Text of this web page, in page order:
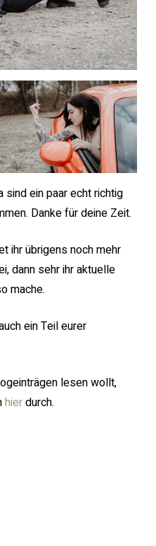
sind ein paar echt richtig
Danke für deine Zeit.
ihr übrigens noch mehr
dann sehr ihr aktuelle
mache.
ein Teil eurer
lesen wollt,
hierdurch.